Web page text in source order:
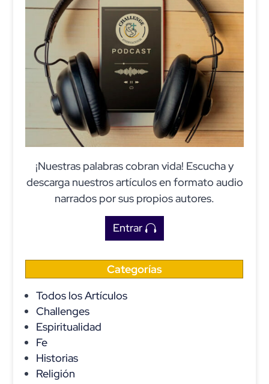
¡Nuestras palabras cobran vida! Escucha y
descarga nuestros artículos en formato audio
narrados por sus propios autores.
Entrar
Categorías
Todos los Artículos
Challenges
Espiritualidad
Fe
Historias
Religión